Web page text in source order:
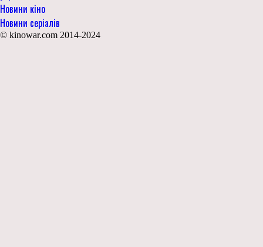
Новини кіно
Новини серіалів
© kinowar.com 2014-2024